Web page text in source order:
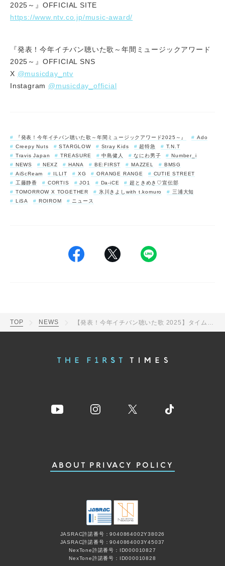
2025～』OFFICIAL SITE
https://www.ntv.co.jp/music-award/
『発表！今年イチバン聴いた歌～年間ミュージックアワード
2025～』OFFICIAL SNS
X @musicday_ntv
Instagram @musicday_official
『発表！今年イチバン聴いた歌～年間ミュージックアワード2025～』
Ado
Creepy Nuts
STARGLOW Stray Kids 超特急
T.N.T
Travis Japan
TREASURE 中島健人 なにわ男子
Number_i
NEWS
NEXZ HANA BE:FIRST MAZZEL
BMSG
AiScReam
ILLIT XG ORANGE RANGE
CUTIE STREET
工藤静香
CORTIS JO1 Da-iCE
超ときめき♡宣伝部
TOMORROW X TOGETHER
氷川きよしwith t.komuro
三浦大知
LiSA
ROIROM ニュース
TOP NEWS
ABOUT PRIVACY POLICY
JASRAC許諾番号：9040864002Y38026
JASRAC許諾番号：9040864003Y45037
NexTone許諾番号：ID000010827
NexTone許諾番号：ID000010828